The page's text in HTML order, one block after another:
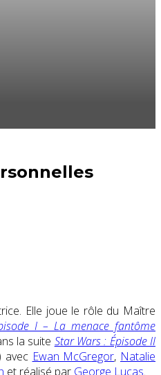
Elle joue le rôle du Maître
I – La menace fantôme
la suite Star Wars : Épisode II
avec Ewan McGregor, Natalie
et réalisé par George Lucas.